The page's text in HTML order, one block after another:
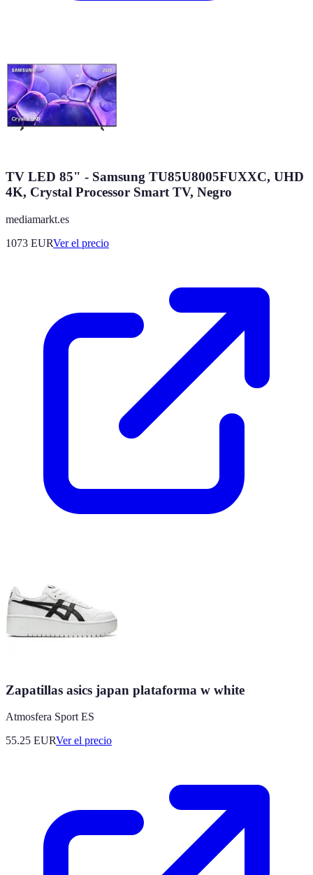
TV LED 85" - Samsung TU85U8005FUXXC, UHD
4K, Crystal Processor Smart TV, Negro
mediamarkt.es
1073 EURVer el precio
Zapatillas asics japan plataforma w white
Atmosfera Sport ES
55.25 EURVer el precio